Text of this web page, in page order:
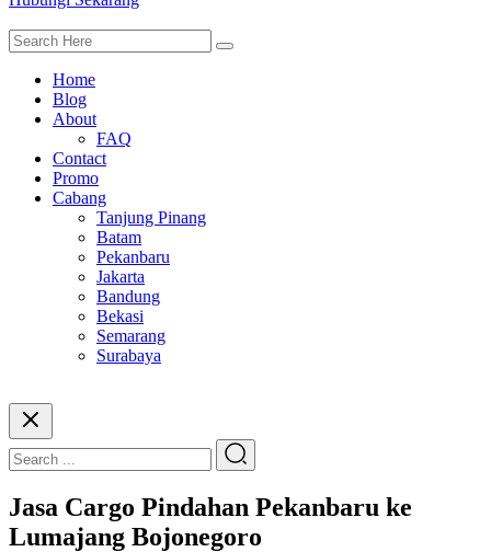
Home
Blog
About
FAQ
Contact
Promo
Cabang
Tanjung Pinang
Batam
Pekanbaru
Jakarta
Bandung
Bekasi
Semarang
Surabaya
Jasa Cargo Pindahan Pekanbaru ke
Lumajang Bojonegoro